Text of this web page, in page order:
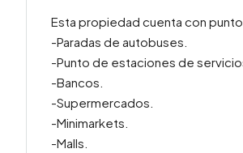
Esta propiedad cuenta con
-Paradas de autobuses.
-Punto de estaciones de
-Bancos.
-Supermercados.
-Minimarkets.
-Malls.